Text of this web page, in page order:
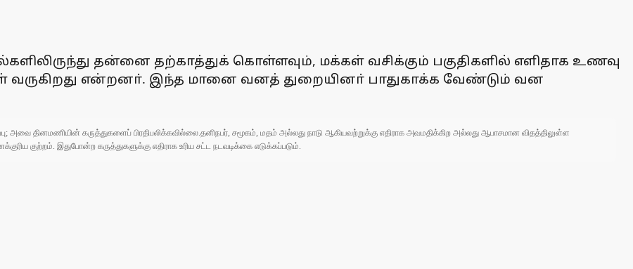
தன்னை தற்காத்துக் கொள்ளவும், மக்கள் வசிக்கும் பகுதிகளில் எளிதாக உணவு
வருகிறது என்றனா். இந்த மானை வனத் துறையினா் பாதுகாக்க வேண்டும் வன
அவை தினமணியின் கருத்துகளைப் பிரதிபலிக்கவில்லை.தனிநபர், சமூகம், மதம் அல்லது நாடு ஆகியவற்றுக்கு எதிராக அவமதிக்கிற அல்லது ஆபாசமான விதத்திலுள்ள
குற்றம். இதுபோன்ற கருத்துகளுக்கு எதிராக உரிய சட்ட நடவடிக்கை எடுக்கப்படும்.